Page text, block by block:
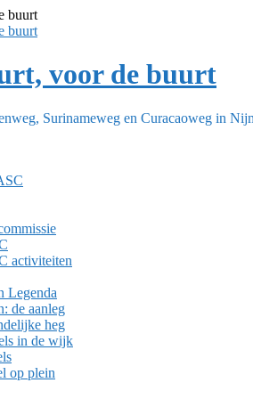
voor de buurt
Surinameweg en Curacaoweg in
activiteiten
Legenda
de aanleg
heg
in de wijk
op plein